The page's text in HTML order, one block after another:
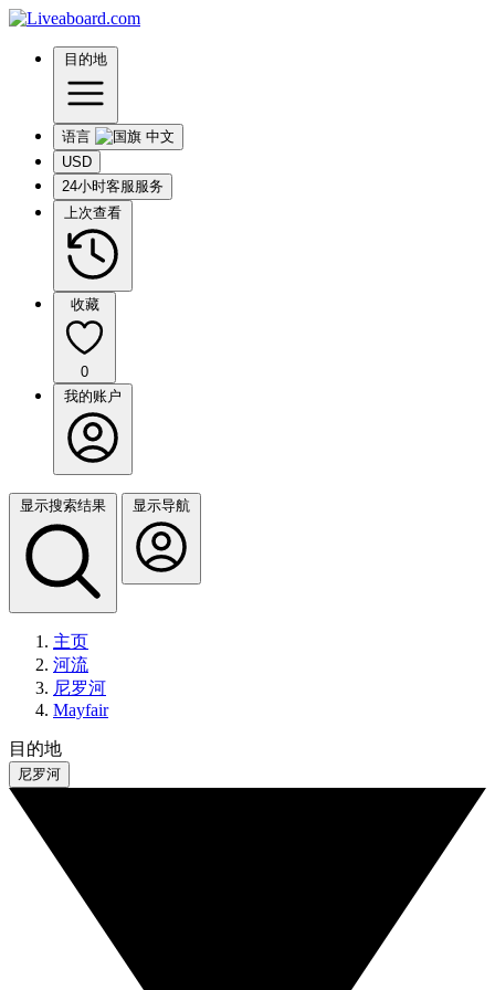
目的地
语言
USD
24小时客服服务
上次查看
收藏
0
我的账户
显示搜索结果 显示导航
主页
河流
尼罗河
Mayfair
目的地
尼罗河